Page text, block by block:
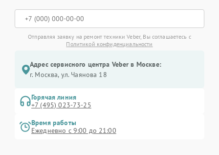
Отправляя заявку на ремонт техники Veber, Вы соглашаетесь с
Политикой конфиденциальности
Адрес сервисного центра Veber в Москве:
г. Москва, ул. Чаянова 18
Горячая линия
+7 (495) 023-73-25
Время работы
Ежедневно с 9:00 до 21:00